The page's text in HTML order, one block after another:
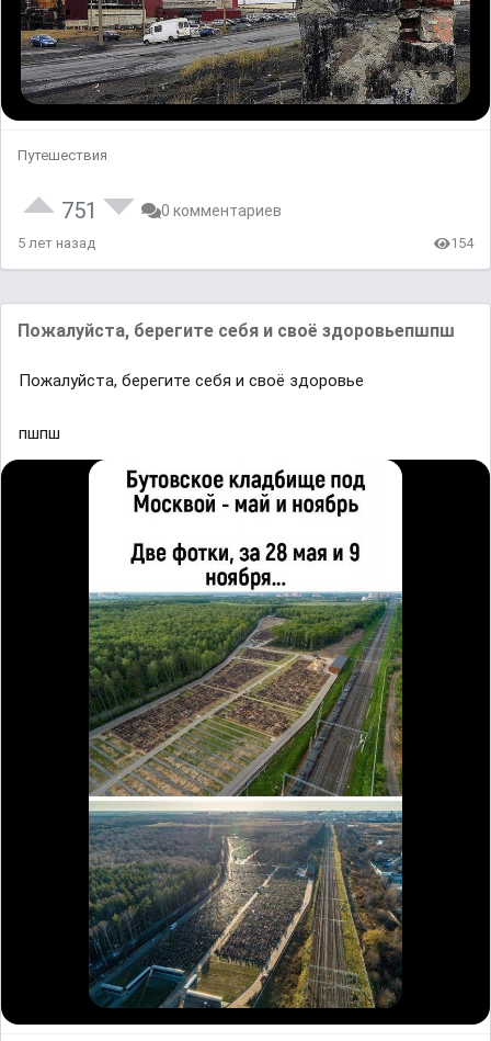
Путешествия
751 0 комментариев
5 лет назад 154
Пожалуйста, берегите себя и своё здоровьепшпш
Пожалуйста, берегите себя и своё здоровье
пшпш